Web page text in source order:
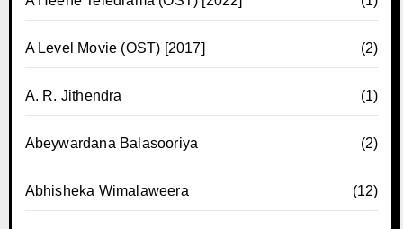
A Level Movie (OST) [2017] (2)
A. R. Jithendra (1)
Abeywardana Balasooriya (2)
Abhisheka Wimalaweera (12)